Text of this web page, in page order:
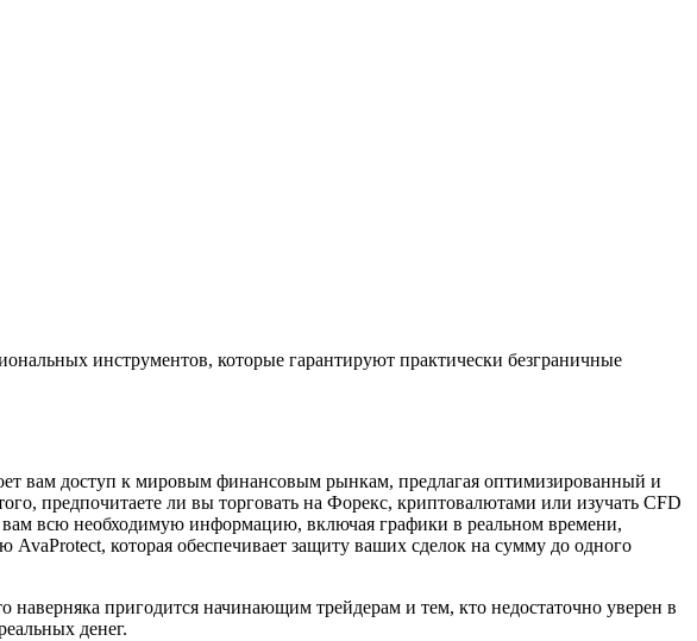
инструментов, которые гарантируют практически безграничные
вам доступ к мировым финансовым рынкам, предлагая оптимизированный и
предпочитаете ли вы торговать на Форекс, криптовалютами или изучать CFD
всю необходимую информацию, включая графики в реальном времени,
которая обеспечивает защиту ваших сделок на сумму до одного
пригодится начинающим трейдерам и тем, кто недостаточно уверен в
денег.